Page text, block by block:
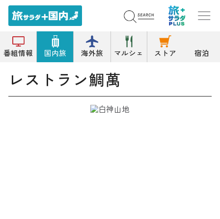
番組情報 国内旅 海外旅 マルシェ ストア 宿泊
トップ その他洋食 レストラン鯛萬
レストラン鯛萬